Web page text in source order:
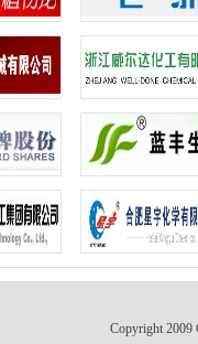
Copyright 2009